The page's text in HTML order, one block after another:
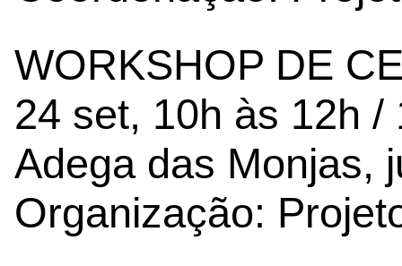
WORKSHOP DE
24 set, 10h às 12h /
Adega das Monjas,
Organização: